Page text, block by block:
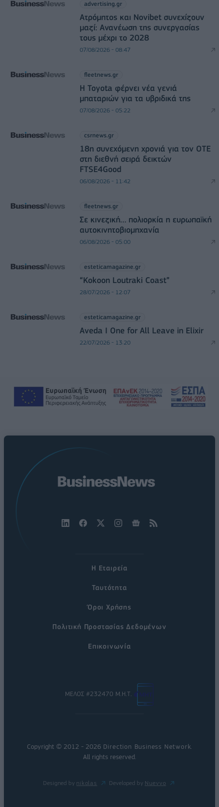
advertising.gr
Ατρόμητος και Novibet συνεχίζουν
μαζί: Ανανέωση της συνεργασίας
τους μέχρι το 2028
07/08/2026 - 08:47
fleetnews.gr
Η Toyota φέρνει νέα γενιά
μπαταριών για τα υβριδικά της
07/08/2026 - 05:22
csrnews.gr
18η συνεχόμενη χρονιά για τον ΟΤΕ
στη διεθνή σειρά δεικτών
FTSE4Good
06/08/2026 - 11:42
fleetnews.gr
Σε κινεζική… πολιορκία η ευρωπαϊκή
αυτοκινητοβιομηχανία
06/08/2026 - 05:00
esteticamagazine.gr
“Kokoon Loutraki Coast”
28/07/2026 - 12:07
esteticamagazine.gr
Aveda I One for All Leave in Elixir
22/07/2026 - 13:20
Η Εταιρεία
Ταυτότητα
Όροι Χρήσης
Πολιτική Προστασίας Δεδομένων
Επικοινωνία
ΜΕΛΟΣ #232470 Μ.Η.Τ.
Copyright © 2012 - 2026 Direction Business Network
All rights reserved.
Designed by nikolas Developed by Nuevvo